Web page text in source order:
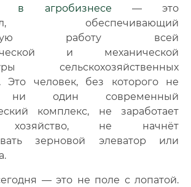
в агробизнесе — это
обеспечивающий
работу всей
и механической
сельскохозяйственных
Это человек, без которого не
ни один современный
комплекс, не заработает
хозяйство, не начнёт
зерновой элеватор или
— это не поле с лопатой.